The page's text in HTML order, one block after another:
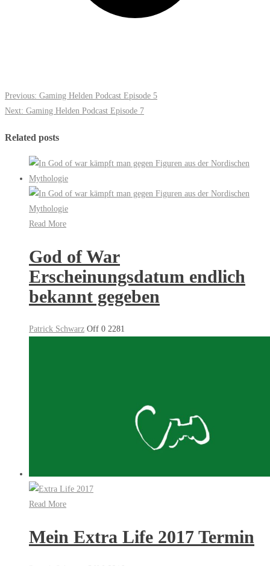
Previous: Gaming Helden Podcast Episode 5
Next: Gaming Helden Podcast Episode 7
Related posts
Read More
God of War
Erscheinungsdatum endlich
bekannt gegeben
Patrick Schwarz Off 0 2281
Read More
Mein Extra Life 2017 Termin